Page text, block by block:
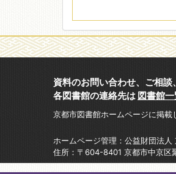
資料のお問い合わせ、ご相談
各図書館の連絡先は 図書館
京都市図書館ホームページに掲載
ホームページ管理：公益財団法
住所：〒604-8401 京都市中京